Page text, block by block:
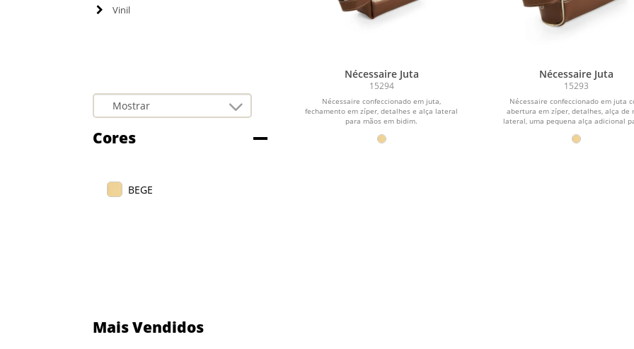
Vinil
Cores
BEGE
Mais Vendidos
Nécessaire Juta
15294
Nécessaire confeccionado em juta,
fechamento em zíper, detalhes e alça lateral
para mãos em bidim.
Nécessaire Juta
15293
Nécessaire confeccionado em juta
abertura em zíper, detalhes, alça de
lateral, uma pequena alça adicional